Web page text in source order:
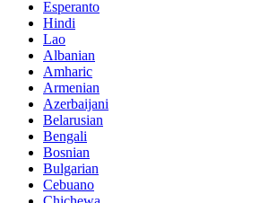
Esperanto
Hindi
Lao
Albanian
Amharic
Armenian
Azerbaijani
Belarusian
Bengali
Bosnian
Bulgarian
Cebuano